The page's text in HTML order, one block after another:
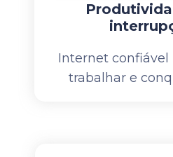
Internet confiável
trabalhar e